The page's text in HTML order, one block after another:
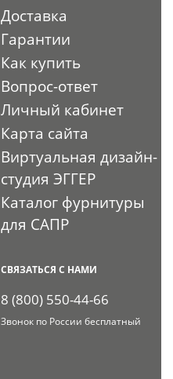
Доставка
Гарантии
Как купить
Вопрос-ответ
Личный кабинет
Карта сайта
Виртуальная дизайн-
студия ЭГГЕР
Каталог фурнитуры
для САПР
СВЯЗАТЬСЯ С НАМИ
8 (800) 550-44-66
Звонок по России бесплатный